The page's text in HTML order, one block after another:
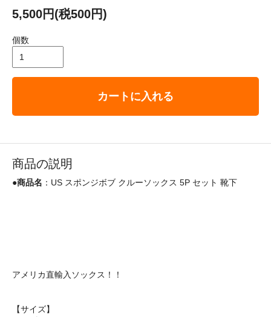
5,500円(税500円)
個数
カートに入れる
商品の説明
●商品名 ：US スポンジボブ クルーソックス 5P セット 靴下
アメリカ直輸入ソックス！！
【サイズ】